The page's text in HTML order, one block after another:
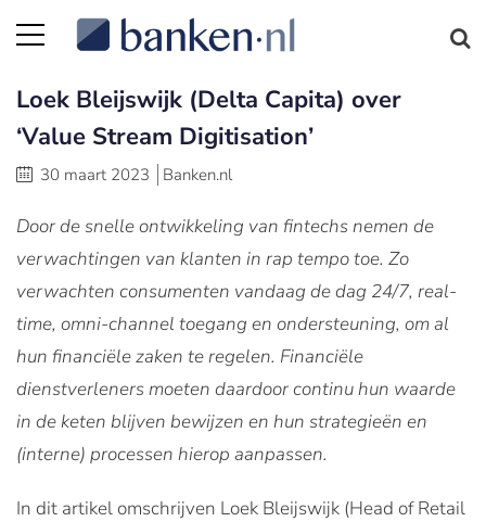
Loek Bleijswijk (Delta Capita) over
‘Value Stream Digitisation’
30 maart 2023 Banken.nl
Door de snelle ontwikkeling van fintechs nemen de
verwachtingen van klanten in rap tempo toe. Zo
verwachten consumenten vandaag de dag 24/7, real-
time, omni-channel toegang en ondersteuning, om al
hun financiële zaken te regelen. Financiële
dienstverleners moeten daardoor continu hun waarde
in de keten blijven bewijzen en hun strategieën en
(interne) processen hierop aanpassen.
In dit artikel omschrijven Loek Bleijswijk (Head of Retail